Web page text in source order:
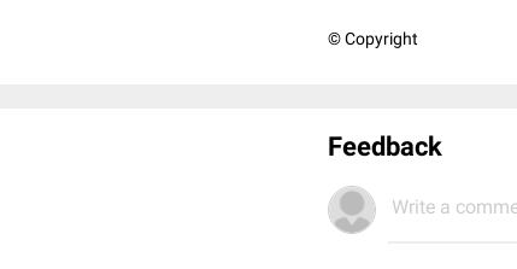
© Copyright
Feedback
Write a